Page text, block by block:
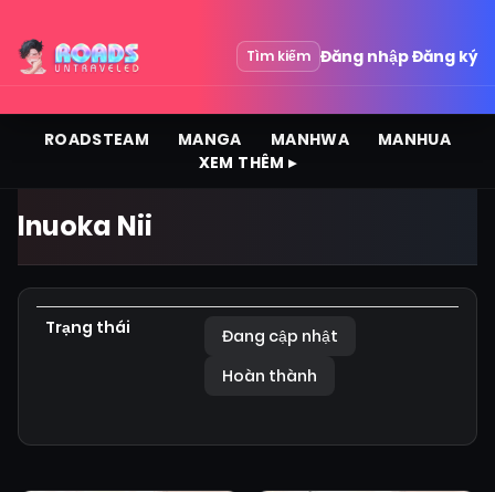
Tìm kiếm Đăng nhậpĐăng ký
ROADSTEAM MANGA MANHWA
MANHUA
XEM THÊM ▸
Inuoka Nii
Trạng thái
Đang cập nhật
Hoàn thành